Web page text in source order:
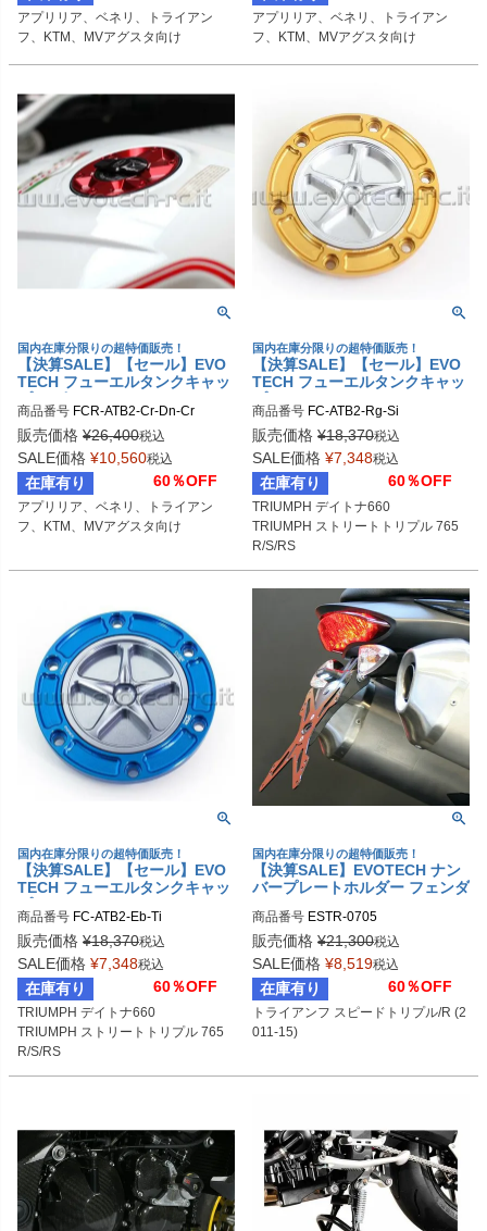
アプリリア、ベネリ、トライアン
フ、KTM、MVアグスタ向け
アプリリア、ベネリ、トライアン
フ、KTM、MVアグスタ向け
国内在庫分限りの超特価販売！
【決算SALE】【セール】EVO
TECH フューエルタンクキャッ
I/TRIUMPH/KTM/MV AGUSTA
商品番号 FCR-ATB2-Cr-Dn-Cr
販売価格 ¥26,400税込
SALE価格 ¥10,560税込
在庫有り 60％OFF
アプリリア、ベネリ、トライアン
フ、KTM、MVアグスタ向け
国内在庫分限りの超特価販売！
【決算SALE】【セール】EVO
TECH フューエルタンクキャッ
LI/KTM/MV AGUSTA 6穴汎用
商品番号 FC-ATB2-Rg-Si
販売価格 ¥18,370税込
SALE価格 ¥7,348税込
在庫有り 60％OFF
TRIUMPH デイトナ660
TRIUMPH ストリートトリプル 765
R/S/RS
国内在庫分限りの超特価販売！
【決算SALE】【セール】EVO
TECH フューエルタンクキャッ
LI/KTM/MV AGUSTA 6穴汎用
商品番号 FC-ATB2-Eb-Ti
販売価格 ¥18,370税込
SALE価格 ¥7,348税込
在庫有り 60％OFF
TRIUMPH デイトナ660
TRIUMPH ストリートトリプル 765
R/S/RS
国内在庫分限りの超特価販売！
【決算SALE】EVOTECH ナン
バープレートホルダー フェンダ
ピードトリプル/R (2011-15)
商品番号 ESTR-0705
販売価格 ¥21,300税込
SALE価格 ¥8,519税込
在庫有り 60％OFF
トライアンフ スピードトリプル/R (2
011-15)